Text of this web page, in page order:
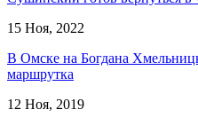
15 Ноя, 2022
В Омске на Богдана
маршрутка
12 Ноя, 2019